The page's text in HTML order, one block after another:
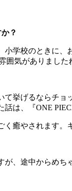
？
学校のときに
気がありまし
挙げるならチ
は、『ONE
癒やされます
、途中からめち